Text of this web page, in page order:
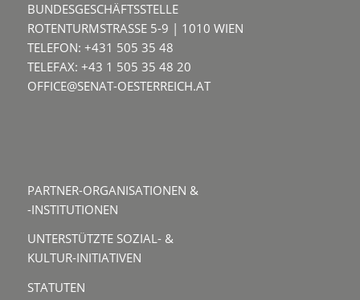
BUNDESGESCHÄFTSSTELLE
ROTENTURMSTRASSE 5-9 | 1010 WIEN
TELEFON: +431 505 35 48
TELEFAX: +43 1 505 35 48 20
OFFICE@SENAT-OESTERREICH.AT
PARTNER-ORGANISATIONEN &
-INSTITUTIONEN
UNTERSTÜTZTE SOZIAL- &
KULTUR-INITIATIVEN
STATUTEN